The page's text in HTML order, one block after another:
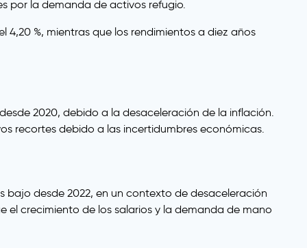
por la demanda de activos refugio.
%, mientras que los rendimientos a diez años
2020, debido a la desaceleración de la inflación.
recortes debido a las incertidumbres económicas.
bajo desde 2022, en un contexto de desaceleración
el crecimiento de los salarios y la demanda de mano